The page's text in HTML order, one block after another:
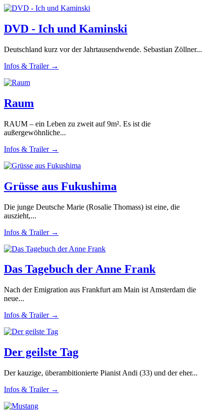
DVD - Ich und Kaminski
Deutschland kurz vor der Jahrtausendwende. Sebastian Zöllner...
Infos & Trailer →
Raum
RAUM – ein Leben zu zweit auf 9m². Es ist die
außergewöhnliche...
Infos & Trailer →
Grüsse aus Fukushima
Die junge Deutsche Marie (Rosalie Thomass) ist eine, die
auszieht,...
Infos & Trailer →
Das Tagebuch der Anne Frank
Nach der Emigration aus Frankfurt am Main ist Amsterdam die
neue...
Infos & Trailer →
Der geilste Tag
Der kauzige, überambitionierte Pianist Andi (33) und der eher...
Infos & Trailer →